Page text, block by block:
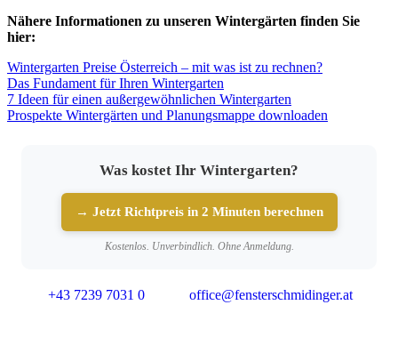
Nähere Informationen zu unseren Wintergärten finden Sie
hier:
Wintergarten Preise Österreich – mit was ist zu rechnen?
Das Fundament für Ihren Wintergarten
7 Ideen für einen außergewöhnlichen Wintergarten
Prospekte Wintergärten und Planungsmappe downloaden
Was kostet Ihr Wintergarten?
→ Jetzt Richtpreis in 2 Minuten berechnen
Kostenlos. Unverbindlich. Ohne Anmeldung.
+43 7239 7031 0 office@fensterschmidinger.at